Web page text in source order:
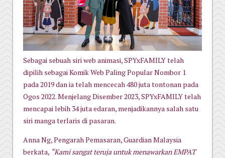
Sebagai sebuah siri web animasi, SPYxFAMILY telah
dipilih sebagai Komik Web Paling Popular Nombor 1
pada 2019 dan ia telah mencecah 480 juta tontonan pada
Ogos 2022. Menjelang Disember 2023, SPYxFAMILY telah
mencapai lebih 34 juta edaran, menjadikannya salah satu
siri manga terlaris di pasaran.
Anna Ng, Pengarah Pemasaran, Guardian Malaysia
berkata, “Kami sangat teruja untuk menawarkan EMPAT